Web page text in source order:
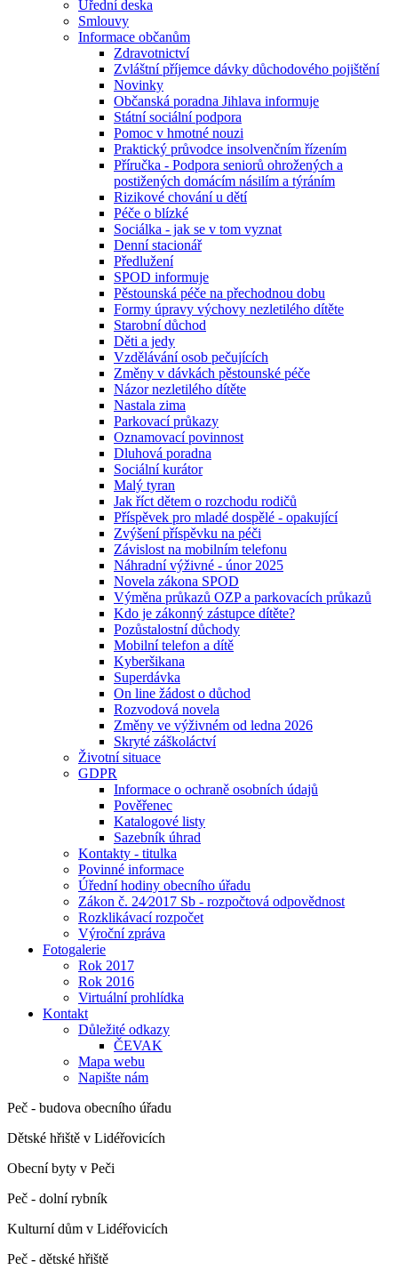
Úřední deska
Smlouvy
Informace občanům
Zdravotnictví
Zvláštní příjemce dávky důchodového pojištění
Novinky
Občanská poradna Jihlava informuje
Státní sociální podpora
Pomoc v hmotné nouzi
Praktický průvodce insolvenčním řízením
Příručka - Podpora seniorů ohrožených a
postižených domácím násilím a týráním
Rizikové chování u dětí
Péče o blízké
Sociálka - jak se v tom vyznat
Denní stacionář
Předlužení
SPOD informuje
Pěstounská péče na přechodnou dobu
Formy úpravy výchovy nezletilého dítěte
Starobní důchod
Děti a jedy
Vzdělávání osob pečujících
Změny v dávkách pěstounské péče
Názor nezletilého dítěte
Nastala zima
Parkovací průkazy
Oznamovací povinnost
Dluhová poradna
Sociální kurátor
Malý tyran
Jak říct dětem o rozchodu rodičů
Příspěvek pro mladé dospělé - opakující
Zvýšení příspěvku na péči
Závislost na mobilním telefonu
Náhradní výživné - únor 2025
Novela zákona SPOD
Výměna průkazů OZP a parkovacích průkazů
Kdo je zákonný zástupce dítěte?
Pozůstalostní důchody
Mobilní telefon a dítě
Kyberšikana
Superdávka
On line žádost o důchod
Rozvodová novela
Změny ve výživném od ledna 2026
Skryté záškoláctví
Životní situace
GDPR
Informace o ochraně osobních údajů
Pověřenec
Katalogové listy
Sazebník úhrad
Kontakty - titulka
Povinné informace
Úřední hodiny obecního úřadu
Zákon č. 24⁄2017 Sb - rozpočtová odpovědnost
Rozklikávací rozpočet
Výroční zpráva
Fotogalerie
Rok 2017
Rok 2016
Virtuální prohlídka
Kontakt
Důležité odkazy
ČEVAK
Mapa webu
Napište nám
Peč - budova obecního úřadu
Dětské hřiště v Lidéřovicích
Obecní byty v Peči
Peč - dolní rybník
Kulturní dům v Lidéřovicích
Peč - dětské hřiště